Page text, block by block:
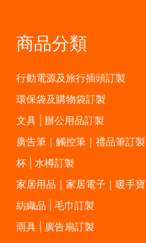
商品分類
行動電源及旅行插頭訂製
環保袋及購物袋訂製
文具 | 辦公用品訂製
廣告筆｜觸控筆｜禮品筆訂製
杯 | 水樽訂製
家居用品｜家居電子｜暖手寶
紡織品 | 毛巾訂製
雨具 | 廣告扇訂製